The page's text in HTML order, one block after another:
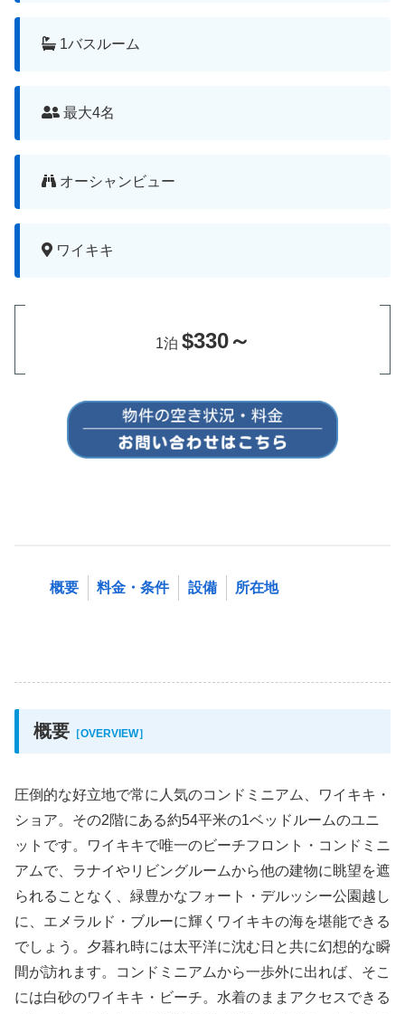
1バスルーム
最大4名
オーシャンビュー
ワイキキ
1泊 $330～
概要 料金・条件 設備 所在地
概要 ［OVERVIEW］
圧倒的な好立地で常に人気のコンドミニアム、ワイキキ・
ショア。その2階にある約54平米の1ベッドルームのユニ
ットです。ワイキキで唯一のビーチフロント・コンドミニ
アムで、ラナイやリビングルームから他の建物に眺望を遮
られることなく、緑豊かなフォート・デルッシー公園越し
に、エメラルド・ブルーに輝くワイキキの海を堪能できる
でしょう。夕暮れ時には太平洋に沈む日と共に幻想的な瞬
間が訪れます。コンドミニアムから一歩外に出れば、そこ
には白砂のワイキキ・ビーチ。水着のままアクセスできる